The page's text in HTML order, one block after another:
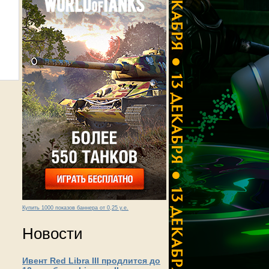
Купить 1000 показов баннера от 0,25 у.е.
Новости
Ивент Red Libra III продлится до